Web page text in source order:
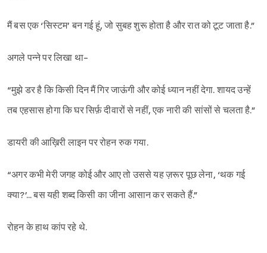
मैं बस एक ‘सिस्टम’ बन गई हूं, जो सुबह शुरू होता है और रात को टूट जाता है.”
अगले पन्ने पर लिखा था-
“मुझे डर है कि किसी दिन मैं गिर जाऊंगी और कोई ध्यान नहीं देगा. शायद उन्हें
तब एहसास होगा कि घर सिर्फ़ दीवारों से नहीं, एक नारी की सांसों से चलता है.”
डायरी की आख़िरी लाइन पर रोहन रुक गया.
“अगर कभी मेरी जगह कोई और आए तो उससे यह ज़रूर पूछ लेना, ‘थक गई
क्या?’... बस यही शब्द किसी का जीना आसान कर सकते हैं.”
रोहन के हाथ कांप रहे थे.